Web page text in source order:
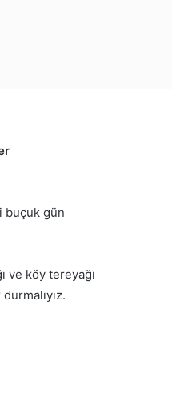
buçuk gün
ve köy tereyağı